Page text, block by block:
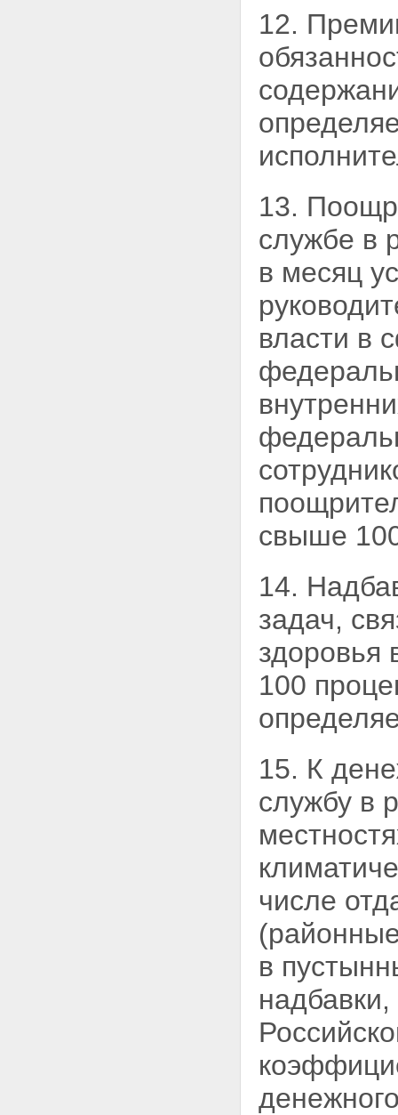
12.
13.
службе в
в месяц
власти в
свыше
14.
задач,
здоровья
100
15. К
службу в
числе
в